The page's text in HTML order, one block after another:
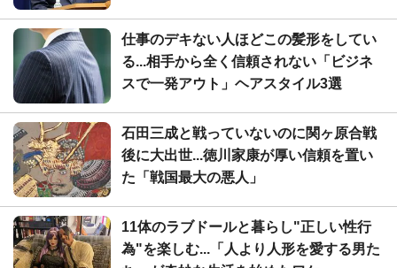
仕事のデキない人ほどこの髪形をしてい
る...相手から全く信頼されない「ビジネ
スで一発アウト」ヘアスタイル3選
石田三成と戦っていないのに関ヶ原合戦
後に大出世...徳川家康が厚い信頼を置い
た「戦国最大の悪人」
11体のラブドールと暮らし"正しい性行
為"を楽しむ...「人より人形を愛する男た